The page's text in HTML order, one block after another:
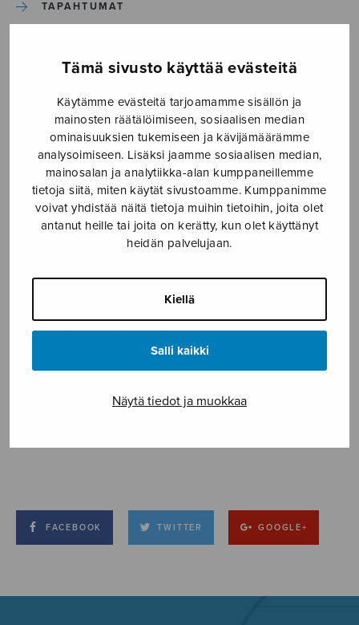
Tämä sivusto käyttää evästeitä
Käytämme evästeitä tarjoamamme sisällön ja
mainosten räätälöimiseen, sosiaalisen median
ominaisuuksien tukemiseen ja kävijämäärämme
analysoimiseen. Lisäksi jaamme sosiaalisen median,
mainosalan ja analytiikka-alan kumppaneillemme
tietoja siitä, miten käytät sivustoamme. Kumppanimme
voivat yhdistää näitä tietoja muihin tietoihin, joita olet
antanut heille tai joita on kerätty, kun olet käyttänyt
heidän palvelujaan.
Kiellä
Salli kaikki
Näytä tiedot ja muokkaa
TAPAHTUMAT
Etusivu › Media › Kaksi serenadia
Kaksi serenadia
11.4.2018
FACEBOOK TWITTER GOOGLE+